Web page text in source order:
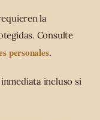
la
Consulte
personales.
incluso si